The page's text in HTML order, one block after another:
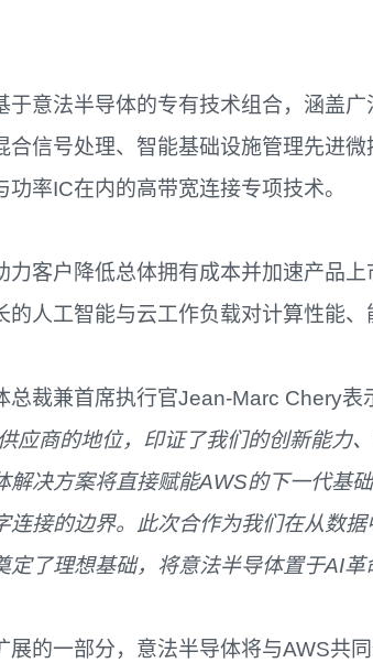
于意法半导体的专有技术组合，涵盖
合信号处理、智能基础设施管理先进
功率IC在内的高带宽连接专项技术。
力客户降低总体拥有成本并加速产品
的人工智能与云工作负载对计算性能、
总裁兼首席执行官Jean-Marc Chery表
应商的地位，印证了我们的创新能力
解决方案将直接赋能AWS的下一代基
连接的边界。此次合作为我们在从数
定了理想基础，将意法半导体置于AI革
展的一部分，意法半导体将与AWS共